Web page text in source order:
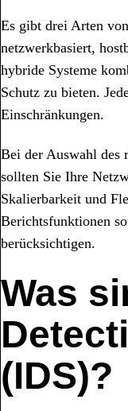
Es gibt drei Arten
netzwerkbasiert,
hybride Systeme
Schutz zu bieten.
Einschränkungen.
Bei der Auswahl
sollten Sie Ihre
Skalierbarkeit und
Berichtsfunktionen
berücksichtigen.
Was
(IDS)?